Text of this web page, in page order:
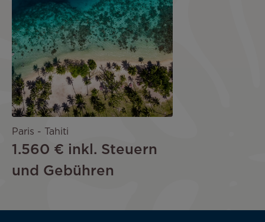
Paris - Tahiti
1.560 € inkl. Steuern
und Gebühren